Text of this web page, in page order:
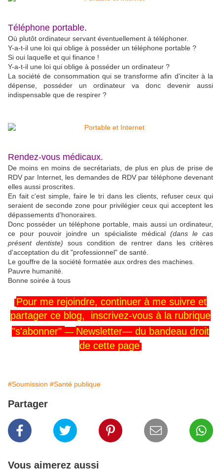
Téléphone portable.
Où plutôt ordinateur servant éventuellement à téléphoner.
Y-a-t-il une loi qui oblige à posséder un téléphone portable ?
Si oui laquelle et qui finance !
Y-a-t-il une loi qui oblige à posséder un ordinateur ?
La société de consommation qui se transforme afin d'inciter à la
dépense, posséder un ordinateur va donc devenir aussi
indispensable que de respirer ?
Rendez-vous médicaux.
De moins en moins de secrétariats, de plus en plus de prise de
RDV par Internet, les demandes de RDV par téléphone devenant
elles aussi proscrites.
En fait c'est simple, faire le tri dans les clients, refuser ceux qui
seraient de seconde zone pour privilégier ceux qui acceptent les
dépassements d'honoraires.
Donc posséder un téléphone portable, mais aussi un ordinateur,
ce pour pouvoir joindre un spécialiste médical (dans le cas
présent dentiste) sous condition de rentrer dans les critères
d'acceptation du dit "professionnel" de santé.
Le gouffre de la société formatée aux ordres des machines.
Pauvre humanité.
Bonne soirée à tous
Pour me rejoindre, continuer à me suivre et
partager ce blog, inscrivez-vous à la rubrique
"s'abonner" — Newsletter— du bandeau droit
de cette page
#Soumission #Santé publique
Partager
Vous aimerez aussi